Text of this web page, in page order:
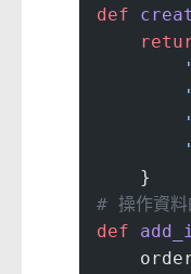
def
    }
# 操作資料
def